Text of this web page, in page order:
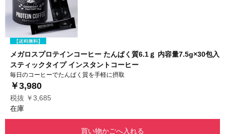
メガロスプロテインコーヒー たんぱく質6.1ｇ 内容量7.5g×30包入
スティックタイプ インスタントコーヒー
毎日のコーヒーでたんぱく質を手軽に摂取
￥3,980
税抜 ￥3,685
在庫
買い物かごへ入れる